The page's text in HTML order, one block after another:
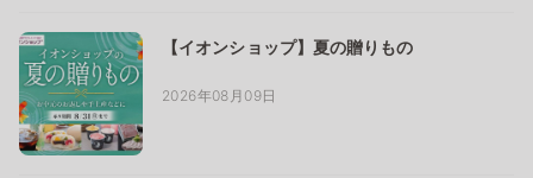
【イオンショップ】夏の贈りもの
2026年08月09日